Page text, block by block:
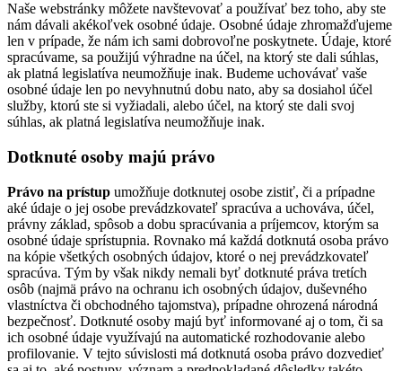
Naše webstránky môžete navštevovať a používať bez toho, aby ste
nám dávali akékoľvek osobné údaje. Osobné údaje zhromažďujeme
len v prípade, že nám ich sami dobrovoľne poskytnete. Údaje, ktoré
spracúvame, sa použijú výhradne na účel, na ktorý ste dali súhlas,
ak platná legislatíva neumožňuje inak. Budeme uchovávať vaše
osobné údaje len po nevyhnutnú dobu nato, aby sa dosiahol účel
služby, ktorú ste si vyžiadali, alebo účel, na ktorý ste dali svoj
súhlas, ak platná legislatíva neumožňuje inak.
Dotknuté osoby majú právo
Právo na prístup umožňuje dotknutej osobe zistiť, či a prípadne
aké údaje o jej osobe prevádzkovateľ spracúva a uchováva, účel,
právny základ, spôsob a dobu spracúvania a príjemcov, ktorým sa
osobné údaje sprístupnia. Rovnako má každá dotknutá osoba právo
na kópie všetkých osobných údajov, ktoré o nej prevádzkovateľ
spracúva. Tým by však nikdy nemali byť dotknuté práva tretích
osôb (najmä právo na ochranu ich osobných údajov, duševného
vlastníctva či obchodného tajomstva), prípadne ohrozená národná
bezpečnosť. Dotknuté osoby majú byť informované aj o tom, či sa
ich osobné údaje využívajú na automatické rozhodovanie alebo
profilovanie. V tejto súvislosti má dotknutá osoba právo dozvedieť